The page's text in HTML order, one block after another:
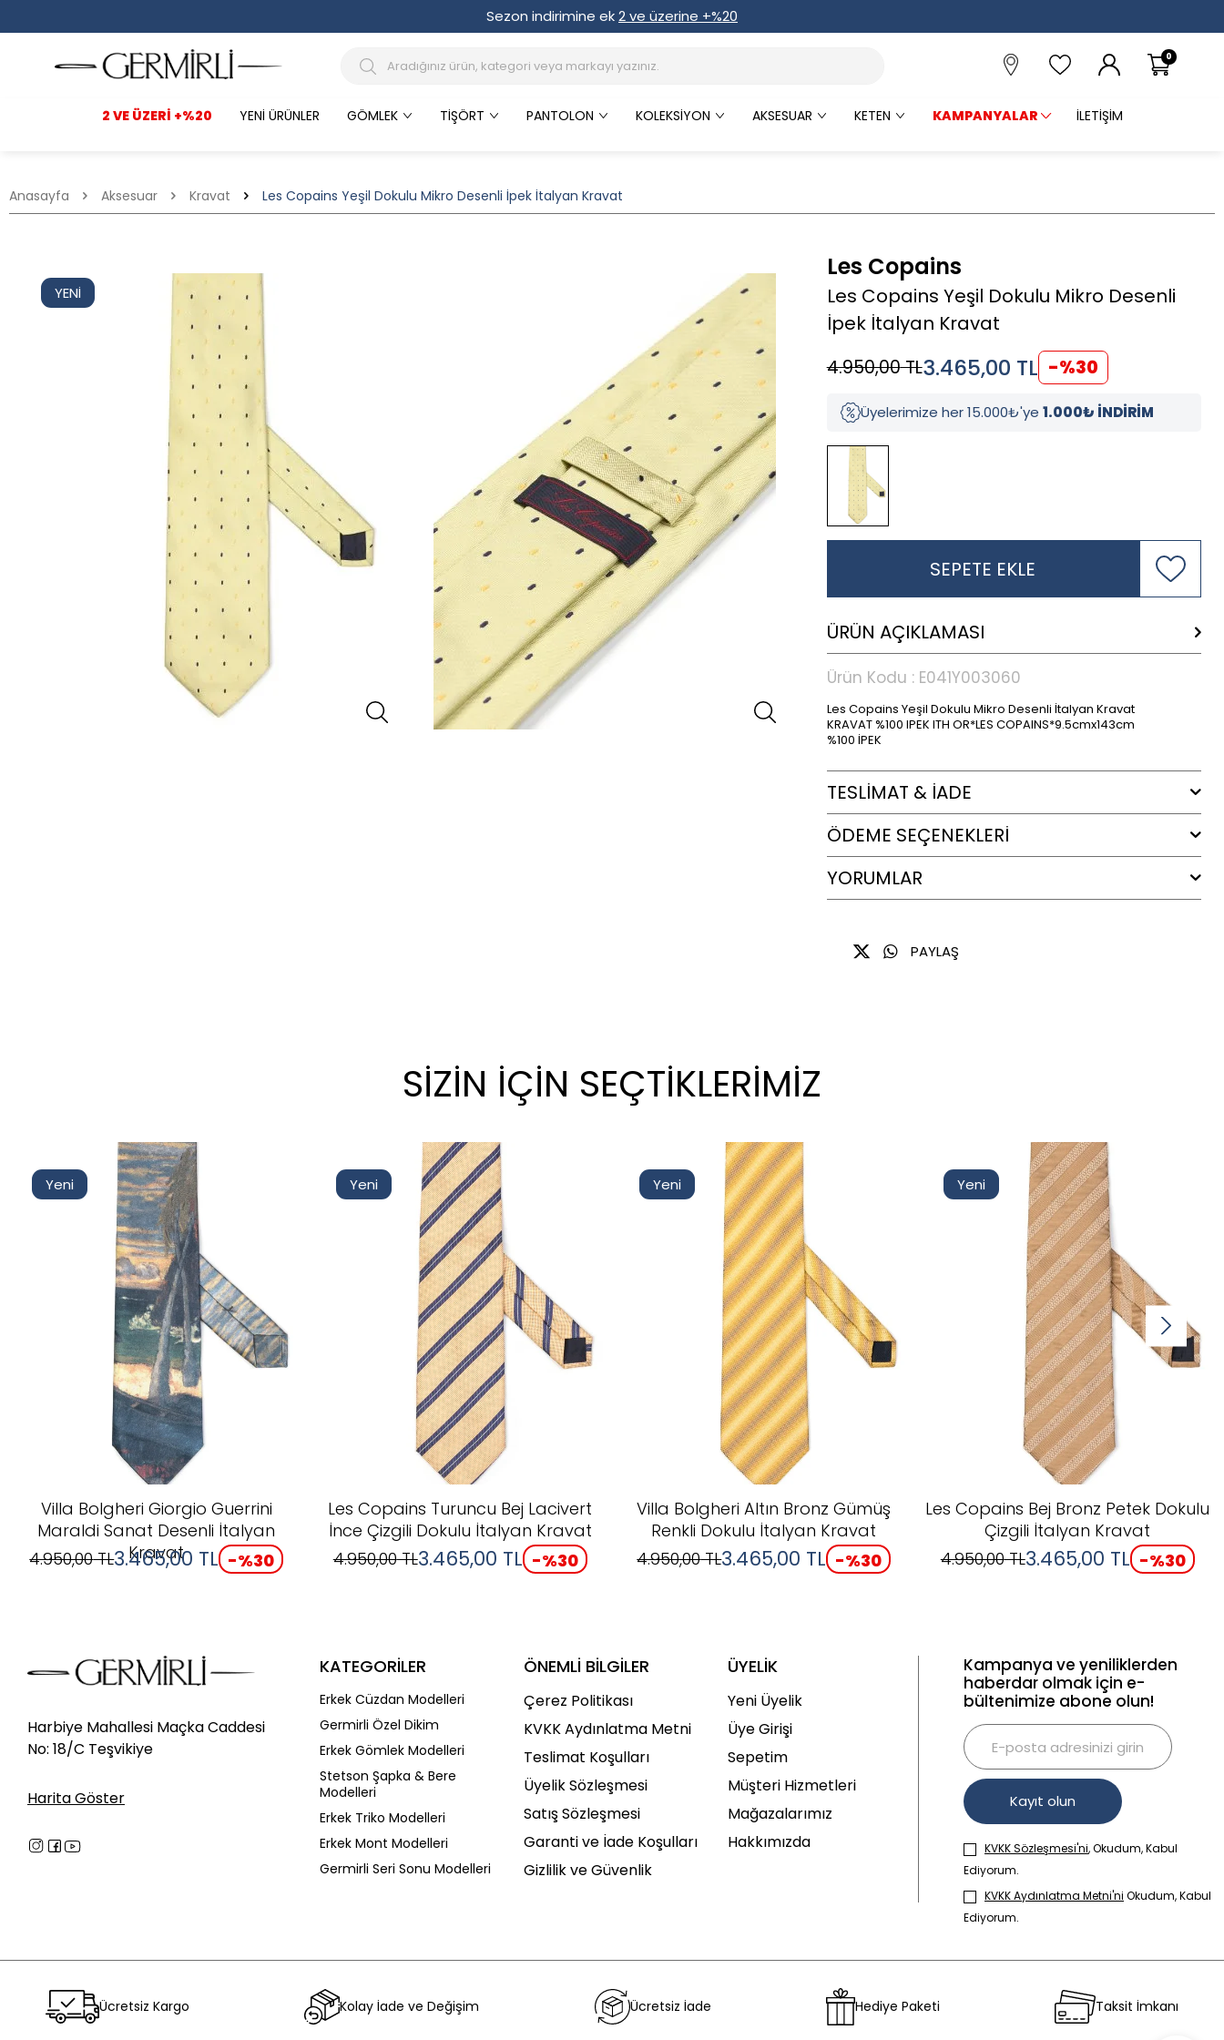
Sezon indirimine ek2 ve üzerine +%20
0
2 VE ÜZERI +%20 YENI ÜRÜNLER GÖMLEK TIŞÖRT PANTOLON KOLEKSIYON AKSESUAR KETEN İLETIŞIM
KAMPANYALAR
Anasayfa Aksesuar Kravat Les Copains Yeşil Dokulu Mikro Desenli İpek İtalyan Kravat
YENI
Les Copains
Les Copains Yeşil Dokulu Mikro Desenli
İpek İtalyan Kravat
4.950,00TL3.465,00 TL -%30
Üyelerimize her 15.000₺'ye 1.000₺ İNDİRİM
SEPETE EKLE
ÜRÜN AÇIKLAMASI
Ürün Kodu : E041Y003060
Les Copains Yeşil Dokulu Mikro Desenli İtalyan Kravat
KRAVAT %100 IPEK ITH OR*LES COPAINS*9.5cmx143cm
%100 İPEK
TESLİMAT & İADE
ÖDEME SEÇENEKLERI
YORUMLAR
PAYLAŞ
SİZİN İÇİN SEÇTİKLERİMİZ
Yeni
Villa Bolgheri Giorgio Guerrini
Maraldi Sanat Desenli İtalyan
Kravat
4.950,00TL3.465,00 TL -%30
Yeni
Les Copains Turuncu Bej Lacivert
İnce Çizgili Dokulu İtalyan Kravat
4.950,00TL3.465,00 TL -%30
Yeni
Villa Bolgheri Altın Bronz Gümüş
Renkli Dokulu İtalyan Kravat
4.950,00TL3.465,00 TL -%30
Yeni
Les Copains Bej Bronz Petek Dokulu
Çizgili İtalyan Kravat
4.950,00TL3.465,00 TL -%30
Harbiye Mahallesi Maçka Caddesi
No: 18/C Teşvikiye
Harita Göster
KATEGORİLER
Erkek Cüzdan Modelleri
Germirli Özel Dikim
Erkek Gömlek Modelleri
Stetson Şapka & Bere
Modelleri
Erkek Triko Modelleri
Erkek Mont Modelleri
Germirli Seri Sonu Modelleri
ÖNEMLİ BİLGİLER
Çerez Politikası
KVKK Aydınlatma Metni
Teslimat Koşulları
Üyelik Sözleşmesi
Satış Sözleşmesi
Garanti ve İade Koşulları
Gizlilik ve Güvenlik
ÜYELİK
Yeni Üyelik
Üye Girişi
Sepetim
Müşteri Hizmetleri
Mağazalarımız
Hakkımızda
Kampanya ve yeniliklerden
haberdar olmak için e-
bültenimize abone olun!
Kayıt olun
KVKK Sözleşmesi'ni, Okudum, Kabul
Ediyorum.
KVKK Aydınlatma Metni'ni Okudum, Kabul
Ediyorum.
Ücretsiz Kargo Kolay İade ve Değişim Ücretsiz İade Hediye Paketi Taksit İmkanı